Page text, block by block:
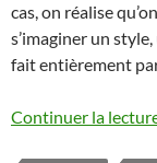
cas, on réalise
s’imaginer un
fait entièrement
Continuer la